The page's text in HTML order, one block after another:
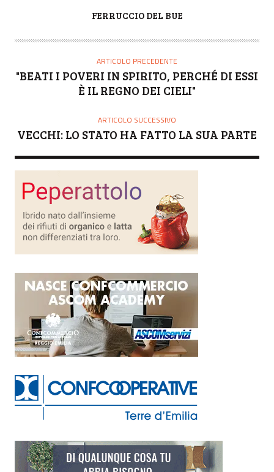
T
R
FERRUCCIO DEL BUE
ARTICOLO PRECEDENTE
"BEATI I POVERI IN SPIRITO, PERCHÉ DI ESSI
È IL REGNO DEI CIELI"
ARTICOLO SUCCESSIVO
VECCHI: LO STATO HA FATTO LA SUA PARTE